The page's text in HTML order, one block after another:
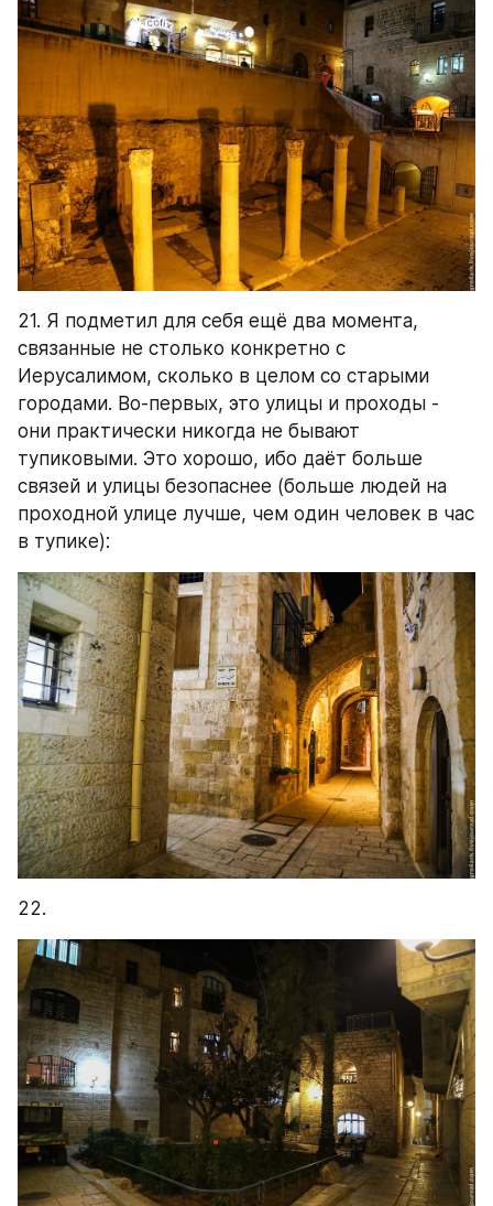
21. Я подметил для себя ещё два момента,
связанные не столько конкретно с
Иерусалимом, сколько в целом со старыми
городами. Во-первых, это улицы и проходы -
они практически никогда не бывают
тупиковыми. Это хорошо, ибо даёт больше
связей и улицы безопаснее (больше людей на
проходной улице лучше, чем один человек в час
в тупике):
22.
23. Во-вторых, лично я житель равнинного
города, и привык мыслить в одной плоскости
(прямо, назад, направо, налево), а Иерусалим не
просто старый город - он ещё и расположен на
холме, что добавляет ему плоскостей (внизу и
вверху). Это сначала вводит в дезориентацию, а
потом доставляет огромное удовольствие: